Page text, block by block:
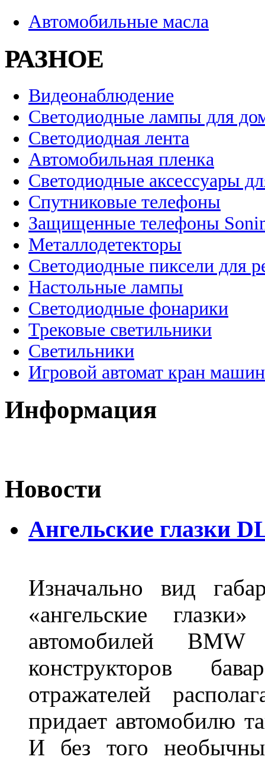
Автомобильные масла
РАЗНОЕ
Видеонаблюдение
Светодиодные лампы для
Светодиодная лента
Автомобильная пленка
Светодиодные аксессуары
Спутниковые телефоны
Защищенные телефоны
Металлодетекторы
Светодиодные пиксели для
Настольные лампы
Светодиодные фонарики
Трековые светильники
Светильники
Игровой автомат кран
Информация
Новости
Ангельские глазки
Изначально вид
«ангельские
автомобилей
конструкторов
отражателей
придает автомобилю
И без того